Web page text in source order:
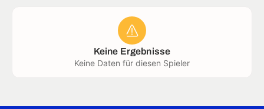
Keine Ergebnisse
Keine Daten für diesen Spieler